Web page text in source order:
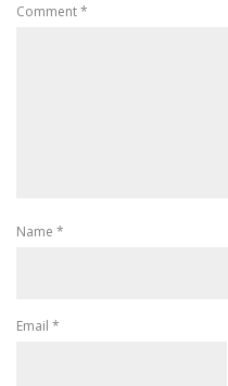
Comment*
Name *
Email *